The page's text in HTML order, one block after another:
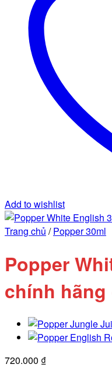
Add to wishlist
Trang chủ / Popper 30ml
Popper
chính hãng
720.000 ₫